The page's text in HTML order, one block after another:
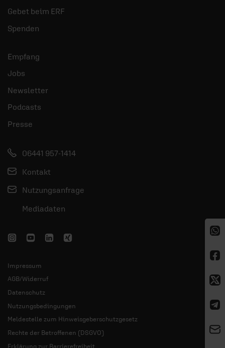
Gebet beim ERF
Spenden
Empfang
Jobs
Newsletter
Podcasts
Presse
06441 957-1414
Kontakt
Nutzungsanfrage
Mediadaten
Impressum
AGB/Widerruf
Datenschutz
Nutzungsbedingungen
Meldestelle zum Hinweisgeberschutzgesetz
Rechte der Betroffenen (DSGVO)
Erklärung zur Barrierefreiheit